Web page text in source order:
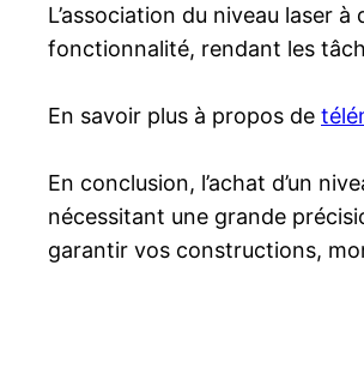
L’association du niveau laser
fonctionnalité, rendant les
En savoir plus à propos de
En conclusion, l’achat d’un
nécessitant une grande
garantir vos constructions,